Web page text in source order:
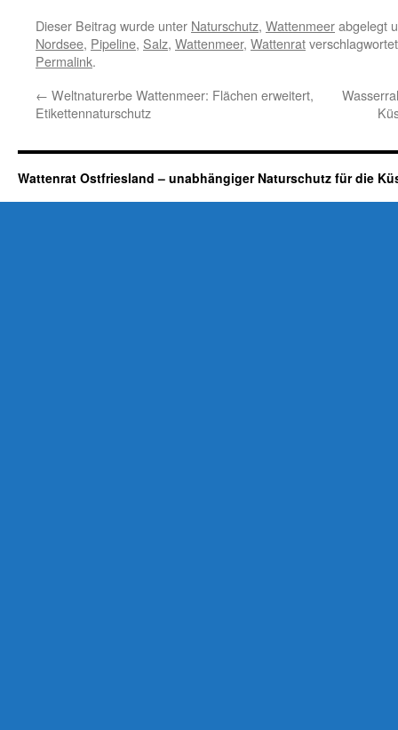
Dieser Beitrag wurde unter Naturschutz, Wattenmeerabgelegt
Nordsee, Pipeline, Salz, Wattenmeer, Wattenrat
Permalink.
← Weltnaturerbe Wattenmeer: Flächen erweitert,
Etikettennaturschutz
Wattenrat Ostfriesland – unabhängiger Naturschutz für die